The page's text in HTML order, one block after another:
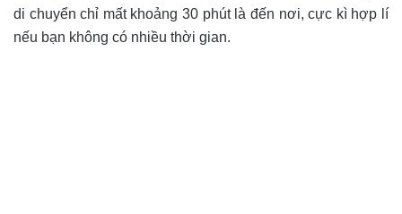
di chuyển chỉ mất khoảng 30 phút là đến nơi, cực kì hợp lí
nếu bạn không có nhiều thời gian.